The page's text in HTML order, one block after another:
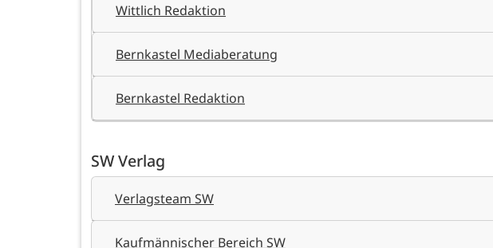
Wittlich Redaktion
Bernkastel Mediaberatung
Bernkastel Redaktion
SW Verlag
Verlagsteam SW
Kaufmännischer Bereich SW